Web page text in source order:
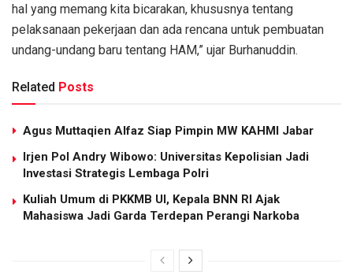
hal yang memang kita bicarakan, khususnya tentang
pelaksanaan pekerjaan dan ada rencana untuk pembuatan
undang-undang baru tentang HAM,” ujar Burhanuddin.
Related Posts
Agus Muttaqien Alfaz Siap Pimpin MW KAHMI Jabar
Irjen Pol Andry Wibowo: Universitas Kepolisian Jadi
Investasi Strategis Lembaga Polri
Kuliah Umum di PKKMB UI, Kepala BNN RI Ajak
Mahasiswa Jadi Garda Terdepan Perangi Narkoba